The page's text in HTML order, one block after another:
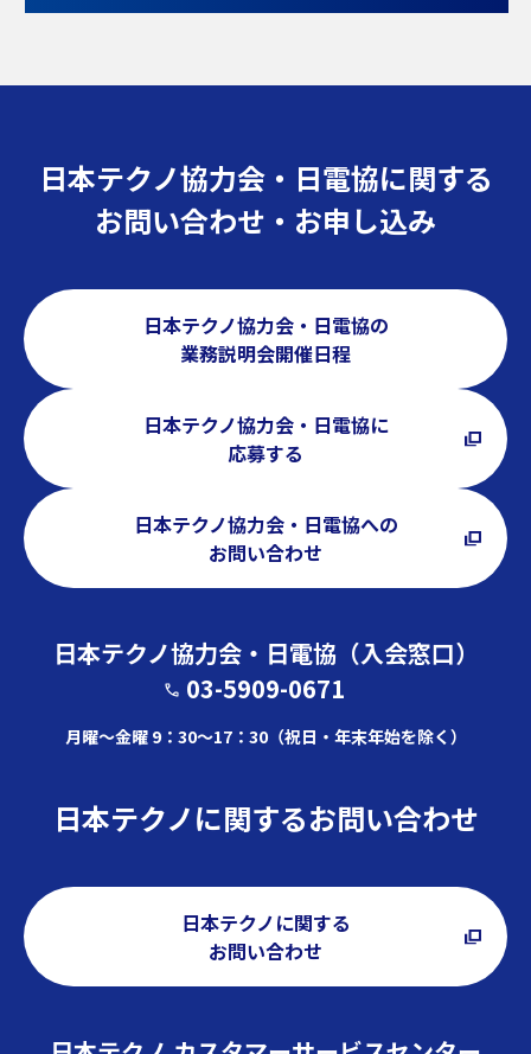
日本テクノ協力会・日電協に関する
お問い合わせ・お申し込み
日本テクノ協力会・日電協の
業務説明会開催日程
日本テクノ協力会・日電協に
応募する
日本テクノ協力会・日電協への
お問い合わせ
日本テクノ協力会・日電協（入会窓口）
03-5909-0671
月曜～金曜 9：30～17：30（祝日・年末年始を除く）
日本テクノに関するお問い合わせ
日本テクノに関する
お問い合わせ